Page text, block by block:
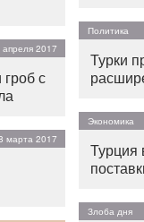
апреля 2017
с
марта 2017
Политика
Турки
Экономика
Турция
Злоба дня